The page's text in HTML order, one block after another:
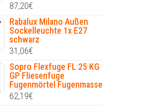
87,20€
Rabalux Milano Außen
Sockelleuchte 1x E27
schwarz
31,06€
Sopro Flexfuge FL 25 KG
GP Fliesenfuge
Fugenmörtel Fugenmasse
62,19€